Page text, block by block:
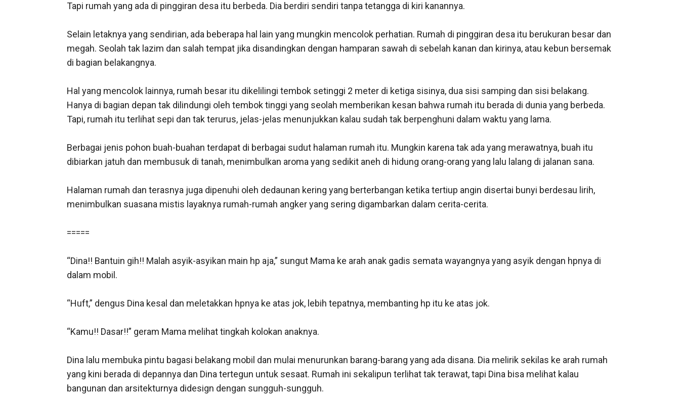
Tapi rumah yang ada di pinggiran desa itu berbeda. Dia berdiri sendiri tanpa tetangga di kiri kanannya.
Selain letaknya yang sendirian, ada beberapa hal lain yang mungkin mencolok perhatian. Rumah di pinggiran desa itu berukuran besar dan
megah. Seolah tak lazim dan salah tempat jika disandingkan dengan hamparan sawah di sebelah kanan dan kirinya, atau kebun bersemak
di bagian belakangnya.
Hal yang mencolok lainnya, rumah besar itu dikelilingi tembok setinggi 2 meter di ketiga sisinya, dua sisi samping dan sisi belakang.
Hanya di bagian depan tak dilindungi oleh tembok tinggi yang seolah memberikan kesan bahwa rumah itu berada di dunia yang berbeda.
Tapi, rumah itu terlihat sepi dan tak terurus, jelas-jelas menunjukkan kalau sudah tak berpenghuni dalam waktu yang lama.
Berbagai jenis pohon buah-buahan terdapat di berbagai sudut halaman rumah itu. Mungkin karena tak ada yang merawatnya, buah itu
dibiarkan jatuh dan membusuk di tanah, menimbulkan aroma yang sedikit aneh di hidung orang-orang yang lalu lalang di jalanan sana.
Halaman rumah dan terasnya juga dipenuhi oleh dedaunan kering yang berterbangan ketika tertiup angin disertai bunyi berdesau lirih,
menimbulkan suasana mistis layaknya rumah-rumah angker yang sering digambarkan dalam cerita-cerita.
=====
“Dina!! Bantuin gih!! Malah asyik-asyikan main hp aja,” sungut Mama ke arah anak gadis semata wayangnya yang asyik dengan hpnya di
dalam mobil.
“Huft,” dengus Dina kesal dan meletakkan hpnya ke atas jok, lebih tepatnya, membanting hp itu ke atas jok.
“Kamu!! Dasar!!” geram Mama melihat tingkah kolokan anaknya.
Dina lalu membuka pintu bagasi belakang mobil dan mulai menurunkan barang-barang yang ada disana. Dia melirik sekilas ke arah rumah
yang kini berada di depannya dan Dina tertegun untuk sesaat. Rumah ini sekalipun terlihat tak terawat, tapi Dina bisa melihat kalau
bangunan dan arsitekturnya didesign dengan sungguh-sungguh.